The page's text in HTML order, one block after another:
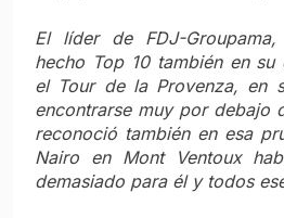
El líder de FDJ-
hecho Top 10 también en
el Tour de la Provenza, en
encontrarse muy por debajo
reconoció también en esa
Nairo en Mont Ventoux
demasiado para él y todos